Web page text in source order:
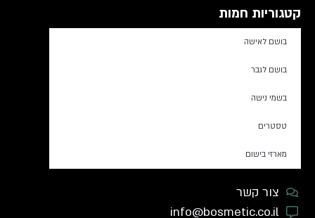
קטגוריות חמות
בושם לאישה
בושם לגבר
בשמי נישה
טסטרים
מארזי בישום
צור קשר
info@bosmetic.co.il